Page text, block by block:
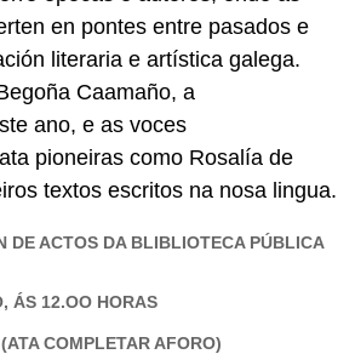
en pontes entre pasados e
literaria e artística galega.
Caamaño, a
ano, e as voces
pioneiras como Rosalía de
textos escritos na nosa lingua.
DE ACTOS DA BLIBLIOTECA PÚBLICA
ÁS 12.OO HORAS
COMPLETAR AFORO)